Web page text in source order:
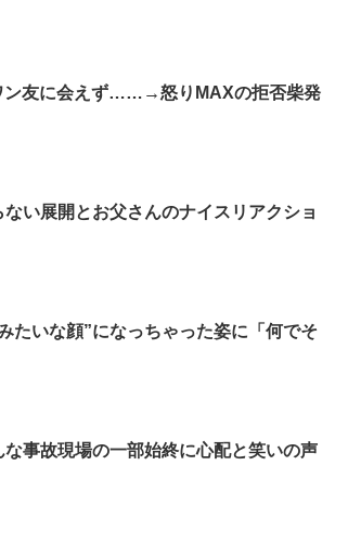
ン友に会えず……→怒りMAXの拒否柴発
展開とお父さんのナイスリアクショ
いな顔”になっちゃった姿に「何でそ
事故現場の一部始終に心配と笑いの声